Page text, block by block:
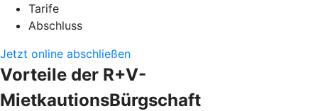
Tarife
Abschluss
Jetzt online abschließen
Vorteile der R+V-
MietkautionsBürgschaft